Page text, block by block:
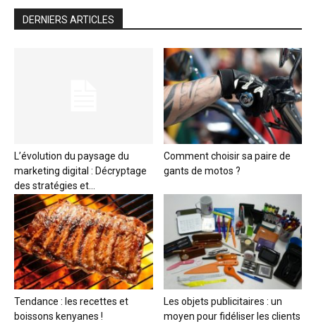
DERNIERS ARTICLES
L’évolution du paysage du
marketing digital : Décryptage
des stratégies et...
Comment choisir sa paire de
gants de motos ?
Tendance : les recettes et
boissons kenyanes !
Les objets publicitaires : un
moyen pour fidéliser les clients